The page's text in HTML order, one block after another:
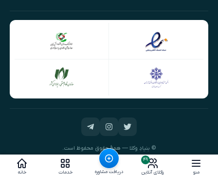
منو
۴۹
وکلای آنلاین
دریافت مشاوره خدمات خانه
© بنیادِ وکلا — همهٔ حقوق محفوظ است.
طراحی و توسعه:نیک‌داده‌پرداز